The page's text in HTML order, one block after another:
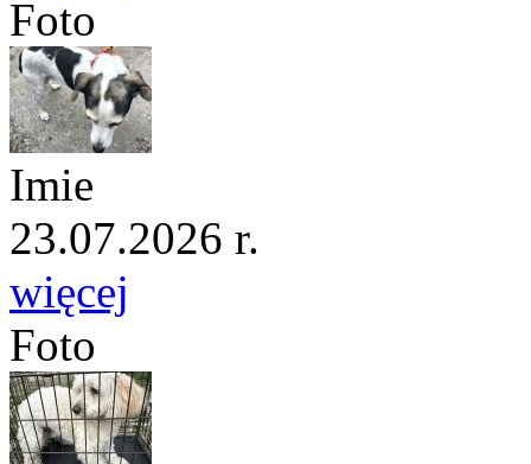
Foto
Imie
23.07.2026 r.
więcej
Foto